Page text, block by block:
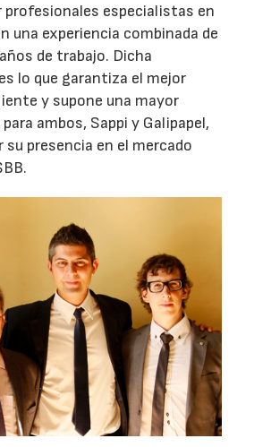
profesionales especialistas en
una experiencia combinada de
de trabajo. Dicha
lo que garantiza el mejor
y supone una mayor
ambos, Sappi y Galipapel,
su presencia en el mercado